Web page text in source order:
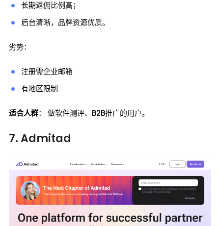
长期返佣比例高；
后台清晰，品牌资源优质。
劣势：
注册需企业邮箱
有地区限制
适合人群： 做软件测评、B2B推广的用户。
7. Admitad